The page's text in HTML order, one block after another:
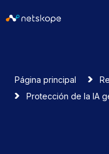
Página principal
Protección de la IA